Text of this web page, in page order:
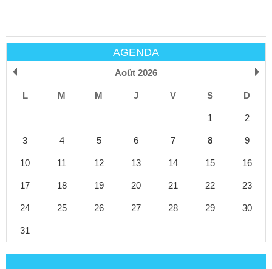
AGENDA
Août 2026
L M M J V S D
1 2
3 4 5 6 7 8 9
10 11 12 13 14 15 16
17 18 19 20 21 22 23
24 25 26 27 28 29 30
31